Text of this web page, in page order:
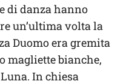
di danza hanno
un’ultima volta la
Duomo era gremita
magliette bianche,
In chiesa